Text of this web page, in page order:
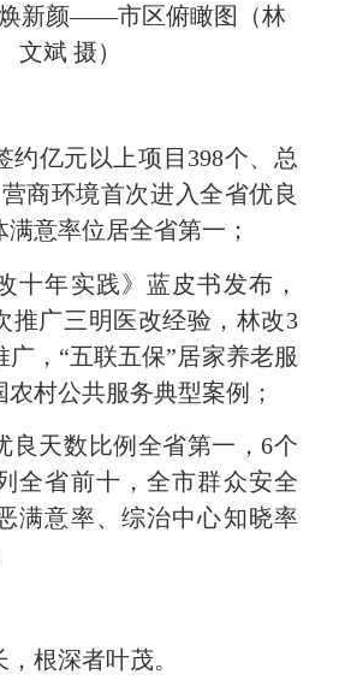
新颜——市区俯瞰图（林
文斌 摄）
亿元以上项目398个、总
商环境首次进入全省优良
意率位居全省第一；
年实践》蓝皮书发布，
推广三明医改经验，林改3
，“五联五保”居家养老服
村公共服务典型案例；
天数比例全省第一，6个
全省前十，全市群众安全
满意率、综治中心知晓率
根深者叶茂。